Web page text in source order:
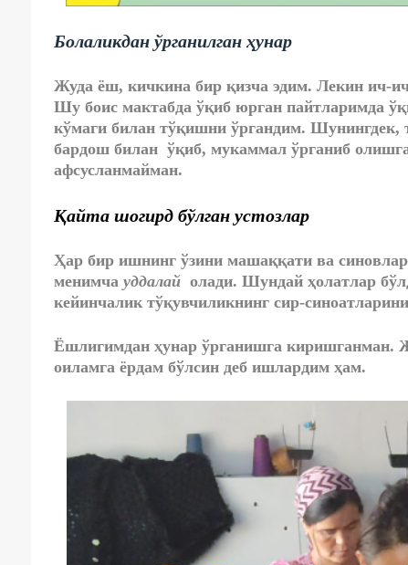
Болаликдан ўрганилган ҳунар
Жуда ёш, кичкина бир қизча эдим. Лекин ич-
Шу боис мактабда ўқиб юрган пайтларимда
кўмаги билан тўқишни ўргандим. Шунингдек,
бардош билан ўқиб, мукаммал ўрганиб
афсусланмайман.
Қайта шогирд бўлган устозлар
Ҳар бир ишнинг ўзини машаққати ва
менимча уддалайолади. Шундай ҳолатлар
кейинчалик тўқувчиликнинг сир-
Ёшлигимдан ҳунар ўрганишга киришганман.
оиламга ёрдам бўлсин деб ишлардим ҳам.